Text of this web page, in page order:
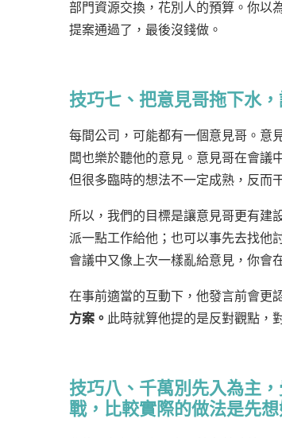
部門資源交換，花別人的預算。你以
提案通過了，最後沒錢做。
技巧七、把意見哥拖下水
每間公司，可能都有一個意見哥。意
闆也樂於聽他的意見。意見哥在會議
但很多臨時的想法不一定成熟，反而
所以，我們的目標是讓意見哥更有建
派一點工作給他；也可以事先去找他
會議中又像上次一樣亂給意見，你會
在事前適當的互動下，他發言前會更
方案。 此時就算他提的是反對觀點，
技巧八、千萬別先入為主
戰，比較實際的做法是先想